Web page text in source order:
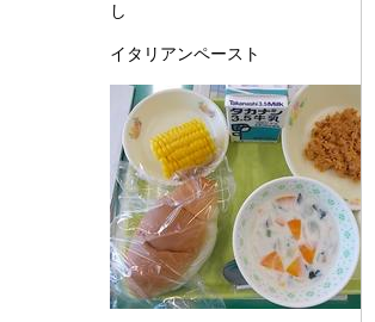
し
イタリアンペースト